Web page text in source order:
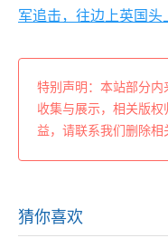
军追击，往边上英国
特别声明：本站部分
收集与展示，相关版
益，请联系我们删除相
猜你喜欢